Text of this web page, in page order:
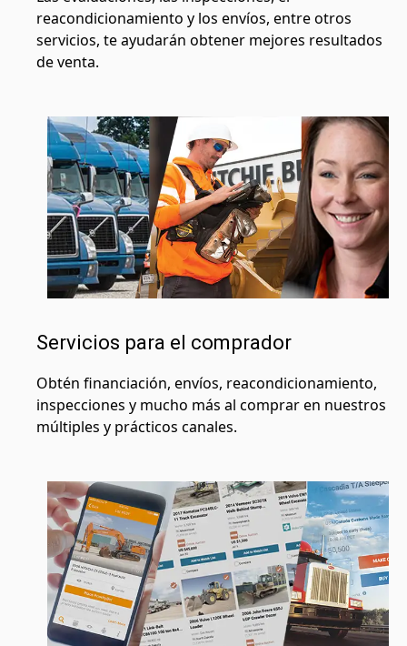
reacondicionamiento y los envíos, entre otros
servicios, te ayudarán obtener mejores resultados
de venta.
Servicios para el comprador
Obtén financiación, envíos, reacondicionamiento,
inspecciones y mucho más al comprar en nuestros
múltiples y prácticos canales.